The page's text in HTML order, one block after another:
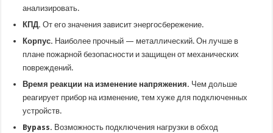
анализировать.
КПД. От его значения зависит энергосбережение.
Корпус. Наиболее прочный — металлический. Он лучше в
плане пожарной безопасности и защищен от механических
повреждений.
Время реакции на изменение напряжения. Чем дольше
реагирует прибор на изменение, тем хуже для подключенных
устройств.
Bypass. Возможность подключения нагрузки в обход